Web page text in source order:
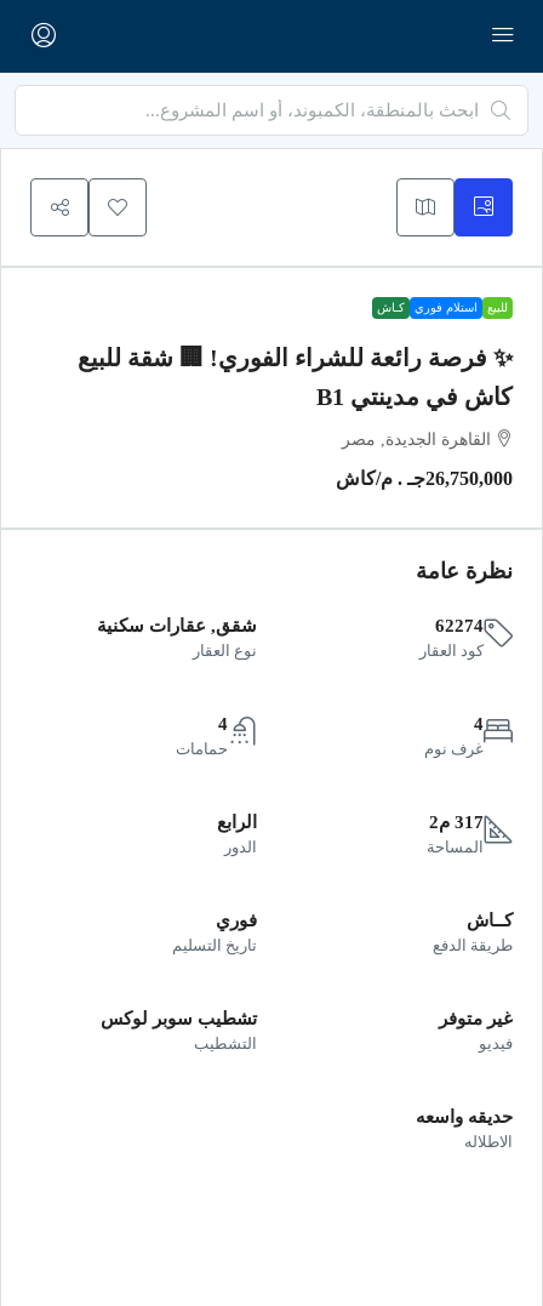
للبيع استلام فوري كـاش
✨ فرصة رائعة للشراء الفوري! 🏢 شقة للبيع
كاش في مدينتي B1
القاهرة الجديدة, مصر
26,750,000جـ . م /كاش
نظرة عامة
62274
كود العقار
شقق, عقارات سكنية
نوع العقار
4
غرف نوم
4
حمامات
317 م2
المساحة
الرابع
الدور
كــاش
طريقة الدفع
فوري
تاريخ التسليم
غير متوفر
فيديو
تشطيب سوبر لوكس
التشطيب
حديقه واسعه
الاطلاله